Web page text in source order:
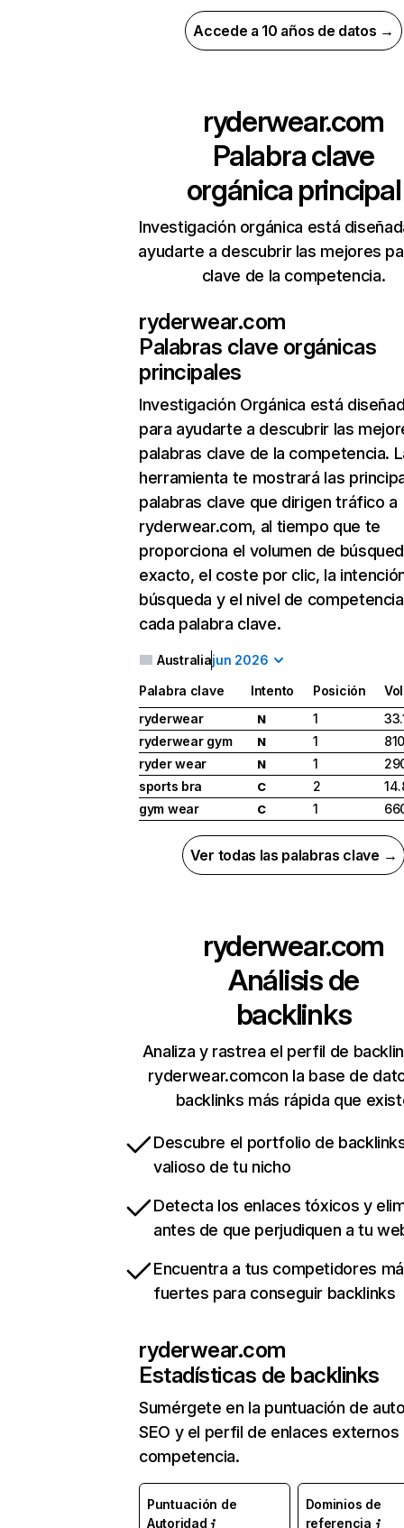
Accede a 10 años de datos →
ryderwear.com
Palabra clave
orgánica principal
Investigación orgánica está
ayudarte a descubrir las mejores
clave de la competencia.
ryderwear.com
Palabras clave orgánicas
principales
Investigación Orgánica está
para ayudarte a descubrir las
palabras clave de la competencia.
herramienta te mostrará las
palabras clave que dirigen tráfico a
ryderwear.com, al tiempo que te
proporciona el volumen de
exacto, el coste por clic, la
búsqueda y el nivel de
cada palabra clave.
Australiajun 2026
Palabra clave Intento Posición
ryderwear
N 1
ryderwear gym
N 1
ryder wear
N 1
sports bra
C 2
gym wear
C 1
Ver todas las palabras clave →
ryderwear.com
Análisis de
backlinks
Analiza y rastrea el perfil de
ryderwear.comcon la base de
backlinks más rápida que
Descubre el portfolio de
valioso de tu nicho
Detecta los enlaces tóxicos y
antes de que perjudiquen a tu
Encuentra a tus competidores
fuertes para conseguir backlinks
ryderwear.com
Estadísticas de backlinks
Sumérgete en la puntuación de
SEO y el perfil de enlaces externos
competencia.
Puntuación de
Autoridad
Dominios de
referencia